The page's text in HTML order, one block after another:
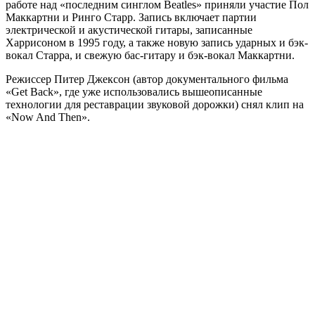
работе над «последним синглом Beatles» приняли участие Пол
Маккартни и Ринго Старр. Запись включает партии
электрической и акустической гитары, записанные
Харрисоном в 1995 году, а также новую запись ударных и бэк-
вокал Старра, и свежую бас-гитару и бэк-вокал Маккартни.
Режиссер Питер Джексон (автор документального фильма
«Get Back», где уже использовались вышеописанные
технологии для реставрации звуковой дорожки) снял клип на
«Now And Then».